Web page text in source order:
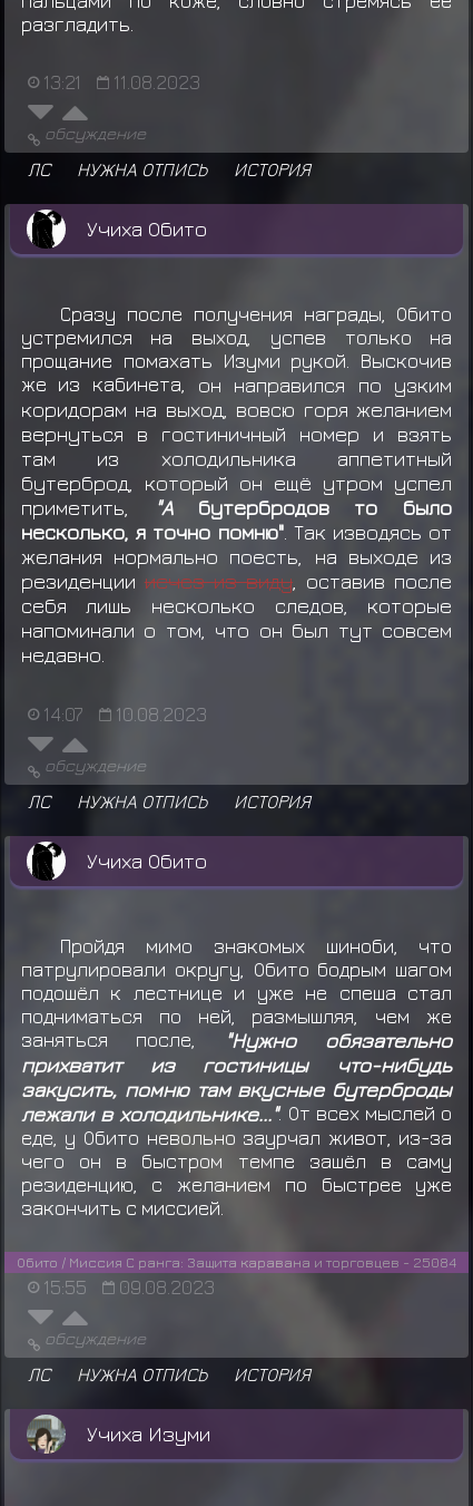
разгладить.
13:21 11.08.2023
обсуждение
ЛС НУЖНА ОТПИСЬ ИСТОРИЯ
Учиха Обито
Сразу после получения награды, Обито
устремился на выход, успев только на
прощание помахать Изуми рукой. Выскочив
же из кабинета, он направился по узким
коридорам на выход, вовсю горя желанием
вернуться в гостиничный номер и взять
там из холодильника аппетитный
бутерброд, который он ещё утром успел
приметить,
"Абутербродов то было
несколько, я точно помню". Так изводясь от
желания нормально поесть, на выходе из
резиденции исчез из виду , оставив после
себя лишь несколько следов, которые
напоминали о том, что он был тут совсем
недавно.
14:07 10.08.2023
обсуждение
ЛС НУЖНА ОТПИСЬ ИСТОРИЯ
Учиха Обито
Пройдя мимо знакомых шиноби, что
патрулировали округу, Обито бодрым шагом
подошёл к лестнице и уже не спеша стал
подниматься по ней, размышляя, чем же
заняться после,
"Нужно обязательно
прихватит из гостиницы что-нибудь
закусить, помню там вкусные бутерброды
лежали в холодильнике...". От всех мыслей о
еде, у Обито невольно заурчал живот, из-за
чего он в быстром темпе зашёл в саму
резиденцию, с желанием по быстрее уже
закончить с миссией.
Обито / Миссия С ранга: Защита каравана и торговцев - 25084
15:55 09.08.2023
обсуждение
ЛС НУЖНА ОТПИСЬ ИСТОРИЯ
Учиха Изуми